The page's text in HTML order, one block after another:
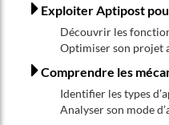
Exploiter Aptipost
Découvrir les
Optimiser son projet
Comprendre les
Identifier les types
Analyser son mode